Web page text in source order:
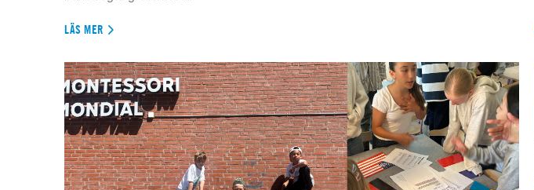
LÄS MER